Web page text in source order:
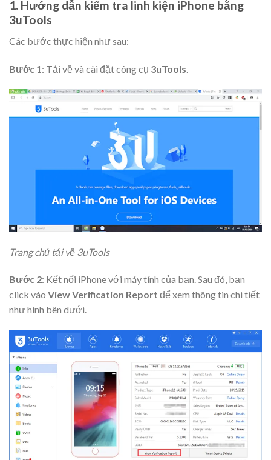
1. Hướng dẫn kiểm tra linh kiện iPhone bằng
3uTools
Các bước thực hiện như sau:
Bước 1: Tải về và cài đặt công cụ 3uTools.
Trang chủ tải về 3uTools
Bước 2: Kết nối iPhone với máy tính của bạn. Sau đó, bạn
click vào View Verification Report để xem thông tin chi tiết
như hình bên dưới.